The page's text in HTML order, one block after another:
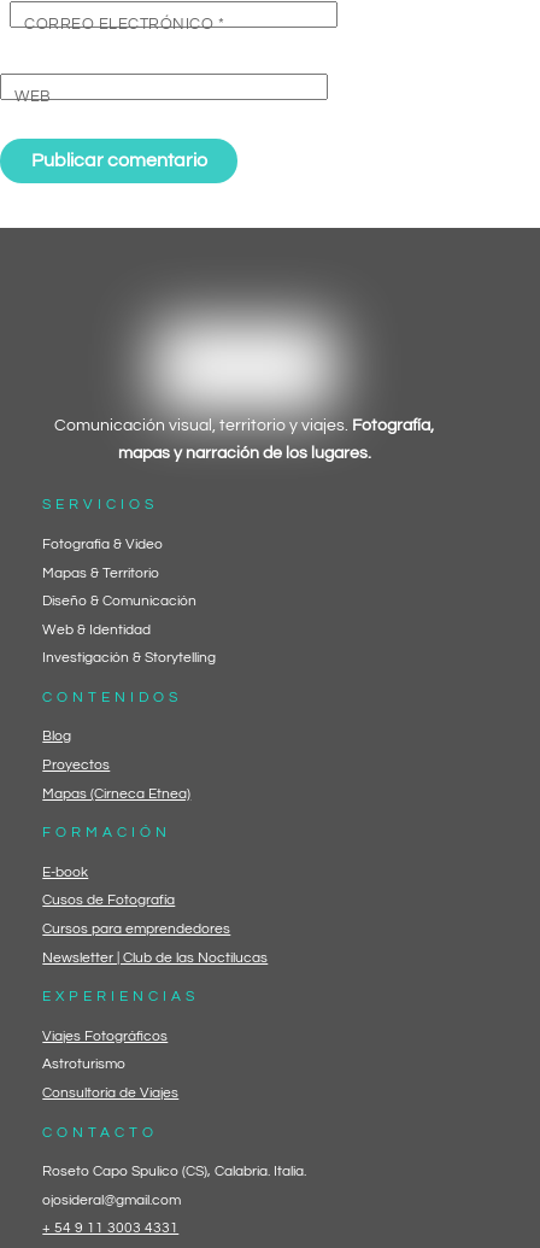
CORREO ELECTRÓNICO*
WEB
Comunicación visual, territorio y viajes. Fotografía,
mapas y narración de los lugares.
SERVICIOS
Fotografia & Video
Mapas & Territorio
Diseño & Comunicación
Web & Identidad
Investigación & Storytelling
CONTENIDOS
Blog
Proyectos
Mapas (Cirneca Etnea)
FORMACIÓN
E-book
Cusos de Fotografía
Cursos para emprendedores
Newsletter | Club de las Noctilucas
EXPERIENCIAS
Viajes Fotográficos
Astroturismo
Consultoría de Viajes
CONTACTO
Roseto Capo Spulico (CS), Calabria. Italia.
ojosideral@gmail.com
+ 54 9 11 3003 4331